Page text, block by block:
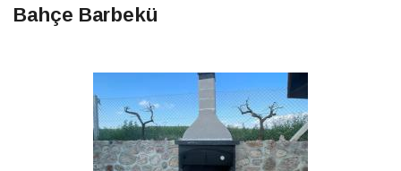
Bahçe Barbekü